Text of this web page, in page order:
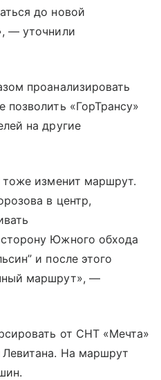
до новой
— уточнили
проанализировать
позволить «ГорТрансу»
на другие
изменит маршрут.
в центр,
Южного обхода
и после этого
маршрут», —
от СНТ «Мечта»
На маршрут